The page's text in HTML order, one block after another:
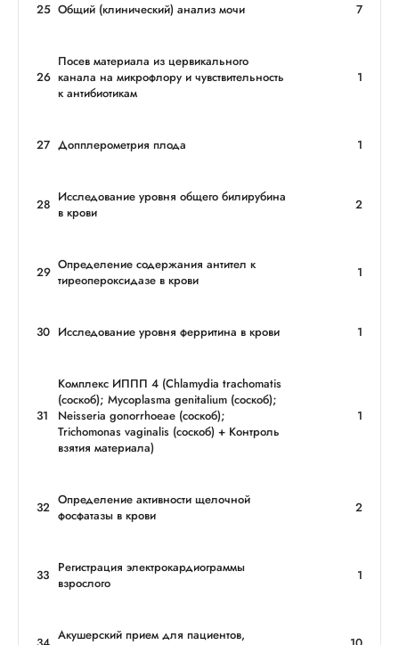
25 Общий (клинический) анализ мочи 7
26
Посев материала из цервикального
канала на микрофлору и чувствительность
к антибиотикам
1
27 Допплерометрия плода 1
28 Исследование уровня общего билирубина
в крови
2
29 Определение содержания антител к
тиреопероксидазе в крови
1
30 Исследование уровня ферритина в крови 1
31
Комплекс ИППП 4 (Сhlamydia trachomatis
(соскоб); Mycoplasma genitalium (соскоб);
Neisseria gonorrhoeае (соскоб);
Trichomonas vaginalis (соскоб) + Контроль
взятия материала)
1
32 Определение активности щелочной
фосфатазы в крови
2
33 Регистрация электрокардиограммы
взрослого
1
Акушерский прием для пациентов,